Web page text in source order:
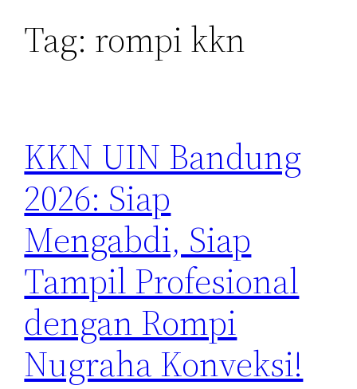
Tag: rompi kkn
KKN UIN Bandung
2026: Siap
Mengabdi, Siap
Tampil Profesional
dengan Rompi
Nugraha Konveksi!